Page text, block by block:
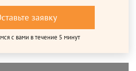
заявку
с вами в течение 5 минут